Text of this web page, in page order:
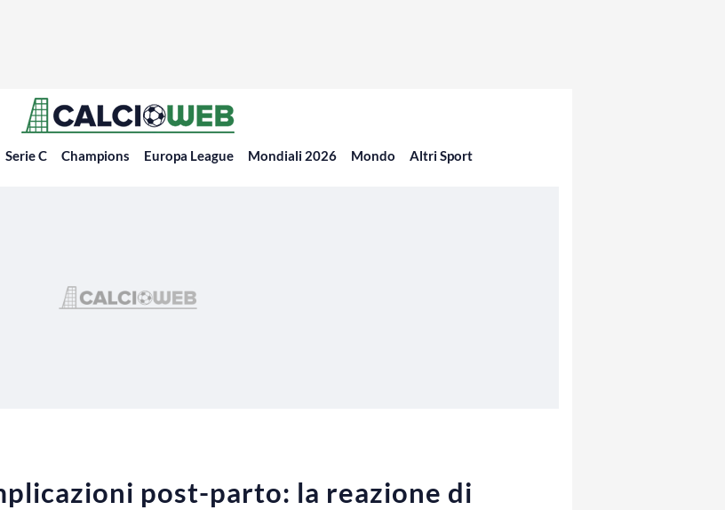
Serie C Champions Europa League Mondiali 2026 Mondo Altri Sport
post-parto: la reazione di